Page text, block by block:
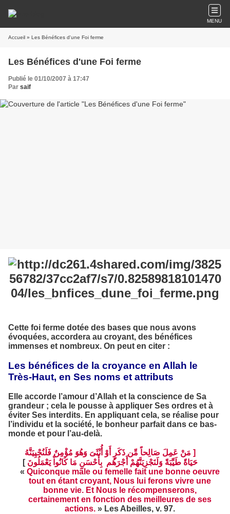
MENU
Accueil » Les Bénéfices d'une Foi ferme
Les Bénéfices d'une Foi ferme
Publié le 01/10/2007 à 17:47
Par saif
Cette foi ferme dotée des bases que nous avons
évoquées, accordera au croyant, des bénéfices
immenses et nombreux. On peut en citer :
Les bénéfices de la croyance en Allah le
Très-Haut, en Ses noms et attributs
Elle accorde l’amour d’Allah et la conscience de Sa
grandeur ; cela le pousse à appliquer Ses ordres et à
éviter Ses interdits. En appliquant cela, se réalise pour
l’individu et la société, le bonheur parfait dans ce bas-
monde et pour l’au-delà.
] مَنْ عَمِلَ صَالِحاً مِّن ذَكَرٍ أَوْ أُنْثَىَ وَهُوَ مُؤْمِنٌ فَلَنُحْيِيَنَّهُ
حَيَاةً طَيِّبَةً وَلَنَجْزِيَنَّهُمْ أَجْرَهُم بِأَحْسَنِ مَا كَانُواْ يَعْمَلُونَ [
« Quiconque mâle ou femelle fait une bonne oeuvre
tout en étant croyant, Nous lui ferons vivre une
bonne vie. Et Nous le récompenserons,
certainement en fonction des meilleures de ses
actions.» Les Abeilles, v. 97.